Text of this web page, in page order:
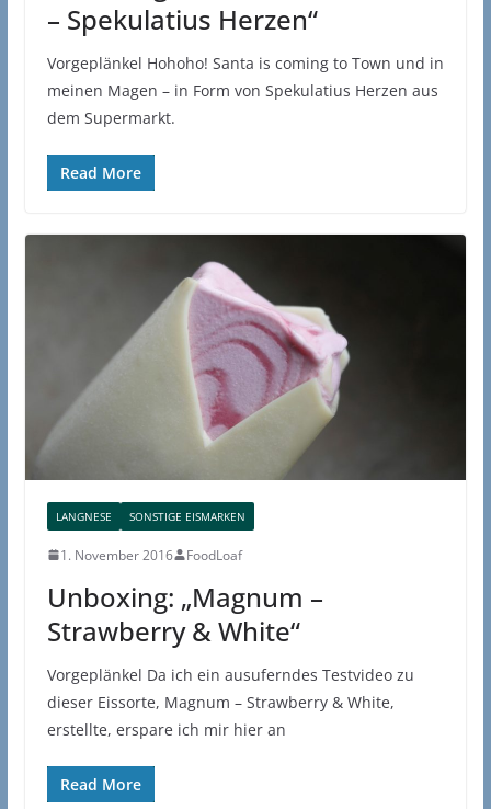
– Spekulatius Herzen“
Vorgeplänkel Hohoho! Santa is coming to Town und in
meinen Magen – in Form von Spekulatius Herzen aus
dem Supermarkt.
Read More
LANGNESE SONSTIGE EISMARKEN
1. November 2016 FoodLoaf
Unboxing: „Magnum –
Strawberry & White“
Vorgeplänkel Da ich ein ausuferndes Testvideo zu
dieser Eissorte, Magnum – Strawberry & White,
erstellte, erspare ich mir hier an
Read More